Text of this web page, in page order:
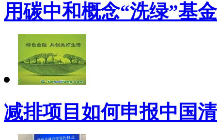
用碳中和概念“洗绿”基
减排项目如何申报中国